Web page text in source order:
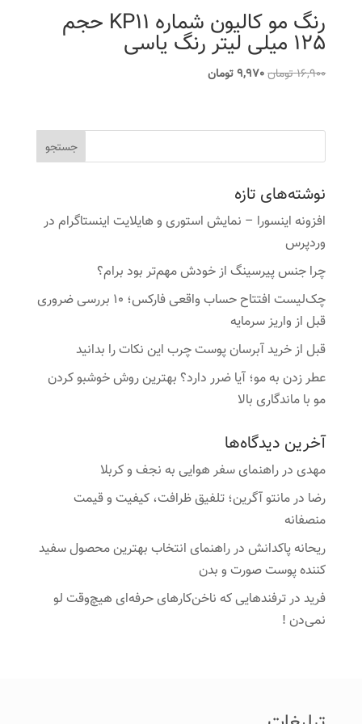
رنگ مو کالیون شماره KP11 حجم
125 میلی لیتر رنگ یاسی
16,900تومانقیمت
بود.
9,970تومانقیمت
است.
نوشته‌های تازه
افزونه اینسورا – نمایش استوری و هایلایت اینستاگرام در
وردپرس
چرا جنس پیرسینگ از خودش مهم‌تر بود برام؟
چک‌لیست افتتاح حساب واقعی فارکس؛ ۱۰ بررسی ضروری
قبل از واریز سرمایه
قبل از خرید آبرسان پوست چرب این نکات را بدانید
عطر زدن به مو؛ آیا ضرر دارد؟ بهترین روش خوشبو کردن
مو با ماندگاری بالا
آخرین دیدگاه‌ها
مهدیدرراهنمای سفر هوایی به نجف و کربلا
رضا درمانتو آگرین؛ تلفیق ظرافت، کیفیت و قیمت
منصفانه
ریحانه پاکدانشدرراهنمای انتخاب بهترین محصول سفید
کننده پوست صورت و بدن
فریددرترفندهایی که ناخن‌کارهای حرفه‌ای هیچ‌وقت لو
نمی‌دن !